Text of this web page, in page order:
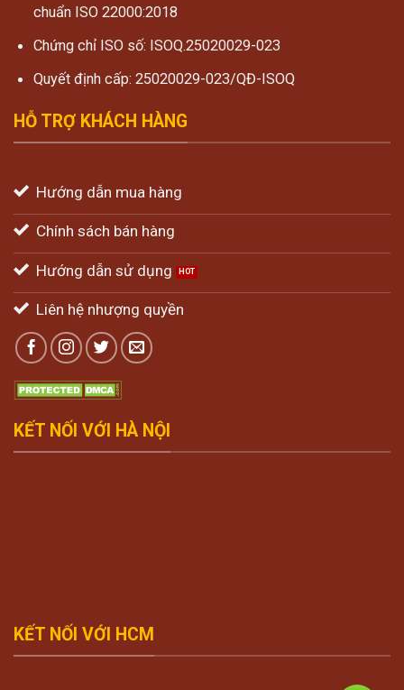
chuẩn ISO 22000:2018
Chứng chỉ ISO số: ISOQ.25020029-023
Quyết định cấp: 25020029-023/QĐ-ISOQ
HỖ TRỢ KHÁCH HÀNG
Hướng dẫn mua hàng
Chính sách bán hàng
Hướng dẫn sử dụng
Liên hệ nhượng quyền
KẾT NỐI VỚI HÀ NỘI
KẾT NỐI VỚI HCM